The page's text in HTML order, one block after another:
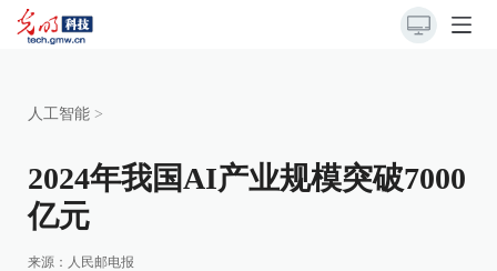
人工智能 >
2024年我国AI产业规模突破7000
亿元
来源： 人民邮电报